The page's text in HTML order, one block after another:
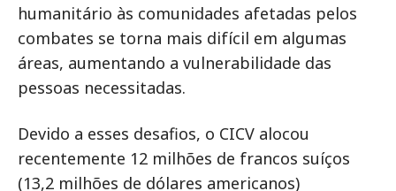
humanitário às comunidades afetadas pelos
combates se torna mais difícil em algumas
áreas, aumentando a vulnerabilidade das
pessoas necessitadas.
Devido a esses desafios, o CICV alocou
recentemente 12 milhões de francos suíços
(13,2 milhões de dólares americanos)